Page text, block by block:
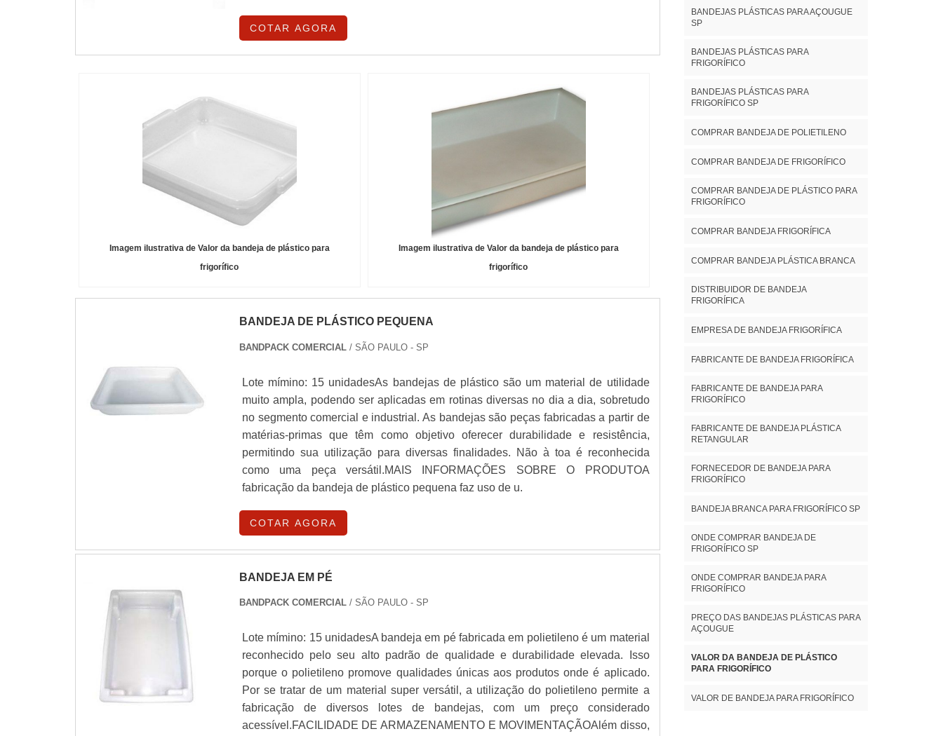
COTAR AGORA
Imagem ilustrativa de Valor da bandeja de plástico para
frigorífico
Imagem ilustrativa de Valor da bandeja de plástico para
frigorífico
BANDEJA DE PLÁSTICO PEQUENA
BANDPACK COMERCIAL/ SÃO PAULO - SP
Lote mímino: 15 unidadesAs bandejas de plástico são um material de utilidade
muito ampla, podendo ser aplicadas em rotinas diversas no dia a dia, sobretudo
no segmento comercial e industrial. As bandejas são peças fabricadas a partir de
matérias-primas que têm como objetivo oferecer durabilidade e resistência,
permitindo sua utilização para diversas finalidades. Não à toa é reconhecida
como uma peça versátil.MAIS INFORMAÇÕES SOBRE O PRODUTOA
fabricação da bandeja de plástico pequena faz uso de u.
COTAR AGORA
BANDEJA EM PÉ
BANDPACK COMERCIAL/ SÃO PAULO - SP
Lote mímino: 15 unidadesA bandeja em pé fabricada em polietileno é um material
reconhecido pelo seu alto padrão de qualidade e durabilidade elevada. Isso
porque o polietileno promove qualidades únicas aos produtos onde é aplicado.
Por se tratar de um material super versátil, a utilização do polietileno permite a
fabricação de diversos lotes de bandejas, com um preço considerado
acessível.FACILIDADE DE ARMAZENAMENTO E MOVIMENTAÇÃOAlém disso,
BANDEJAS PLÁSTICAS PARA AÇOUGUE
SP
BANDEJAS PLÁSTICAS PARA
FRIGORÍFICO
BANDEJAS PLÁSTICAS PARA
FRIGORÍFICO SP
COMPRAR BANDEJA DE POLIETILENO
COMPRAR BANDEJA DE FRIGORÍFICO
COMPRAR BANDEJA DE PLÁSTICO PARA
FRIGORÍFICO
COMPRAR BANDEJA FRIGORÍFICA
COMPRAR BANDEJA PLÁSTICA BRANCA
DISTRIBUIDOR DE BANDEJA
FRIGORÍFICA
EMPRESA DE BANDEJA FRIGORÍFICA
FABRICANTE DE BANDEJA FRIGORÍFICA
FABRICANTE DE BANDEJA PARA
FRIGORÍFICO
FABRICANTE DE BANDEJA PLÁSTICA
RETANGULAR
FORNECEDOR DE BANDEJA PARA
FRIGORÍFICO
BANDEJA BRANCA PARA FRIGORÍFICO SP
ONDE COMPRAR BANDEJA DE
FRIGORÍFICO SP
ONDE COMPRAR BANDEJA PARA
FRIGORÍFICO
PREÇO DAS BANDEJAS PLÁSTICAS PARA
AÇOUGUE
VALOR DA BANDEJA DE PLÁSTICO
PARA FRIGORÍFICO
VALOR DE BANDEJA PARA FRIGORÍFICO